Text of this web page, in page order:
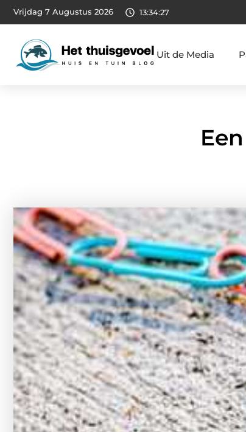
Vrijdag 7 Augustus 2026 13:34:29
Uit de Media